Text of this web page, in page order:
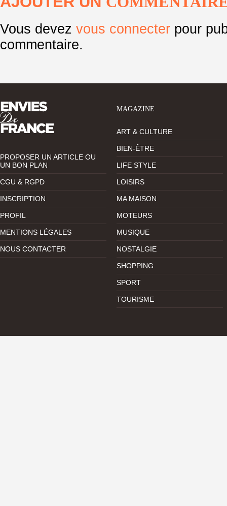
Vous devez vous connecter pour
commentaire.
PROPOSER UN ARTICLE OU
UN BON PLAN
CGU & RGPD
INSCRIPTION
PROFIL
MENTIONS LÉGALES
NOUS CONTACTER
MAGAZINE
ART & CULTURE
BIEN-ÊTRE
LIFE STYLE
LOISIRS
MA MAISON
MOTEURS
MUSIQUE
NOSTALGIE
SHOPPING
SPORT
TOURISME